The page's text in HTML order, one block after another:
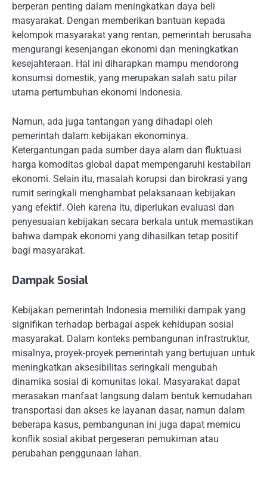
berperan penting dalam meningkatkan daya beli
masyarakat. Dengan memberikan bantuan kepada
kelompok masyarakat yang rentan, pemerintah berusaha
mengurangi kesenjangan ekonomi dan meningkatkan
kesejahteraan. Hal ini diharapkan mampu mendorong
konsumsi domestik, yang merupakan salah satu pilar
utama pertumbuhan ekonomi Indonesia.
Namun, ada juga tantangan yang dihadapi oleh
pemerintah dalam kebijakan ekonominya.
Ketergantungan pada sumber daya alam dan fluktuasi
harga komoditas global dapat mempengaruhi kestabilan
ekonomi. Selain itu, masalah korupsi dan birokrasi yang
rumit seringkali menghambat pelaksanaan kebijakan
yang efektif. Oleh karena itu, diperlukan evaluasi dan
penyesuaian kebijakan secara berkala untuk memastikan
bahwa dampak ekonomi yang dihasilkan tetap positif
bagi masyarakat.
Dampak Sosial
Kebijakan pemerintah Indonesia memiliki dampak yang
signifikan terhadap berbagai aspek kehidupan sosial
masyarakat. Dalam konteks pembangunan infrastruktur,
misalnya, proyek-proyek pemerintah yang bertujuan untuk
meningkatkan aksesibilitas seringkali mengubah
dinamika sosial di komunitas lokal. Masyarakat dapat
merasakan manfaat langsung dalam bentuk kemudahan
transportasi dan akses ke layanan dasar, namun dalam
beberapa kasus, pembangunan ini juga dapat memicu
konflik sosial akibat pergeseran pemukiman atau
perubahan penggunaan lahan.